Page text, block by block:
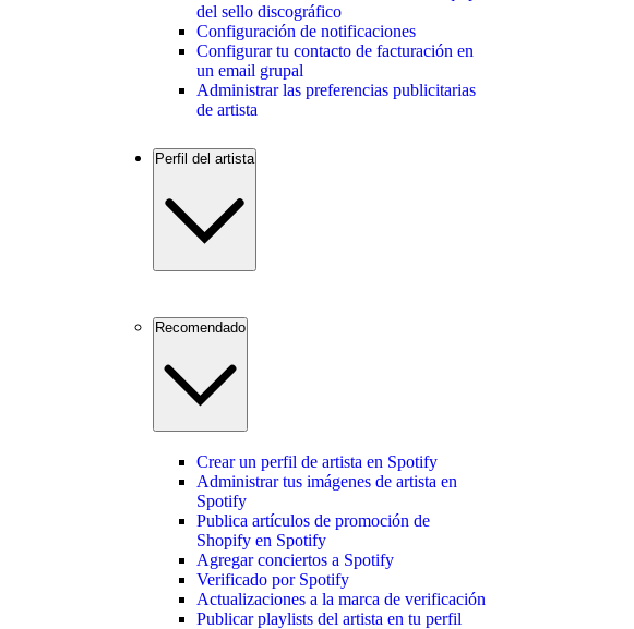
del sello discográfico
Configuración de notificaciones
Configurar tu contacto de facturación en
un email grupal
Administrar las preferencias publicitarias
de artista
Perfil del artista
Recomendado
Crear un perfil de artista en Spotify
Administrar tus imágenes de artista en
Spotify
Publica artículos de promoción de
Shopify en Spotify
Agregar conciertos a Spotify
Verificado por Spotify
Actualizaciones a la marca de verificación
Publicar playlists del artista en tu perfil